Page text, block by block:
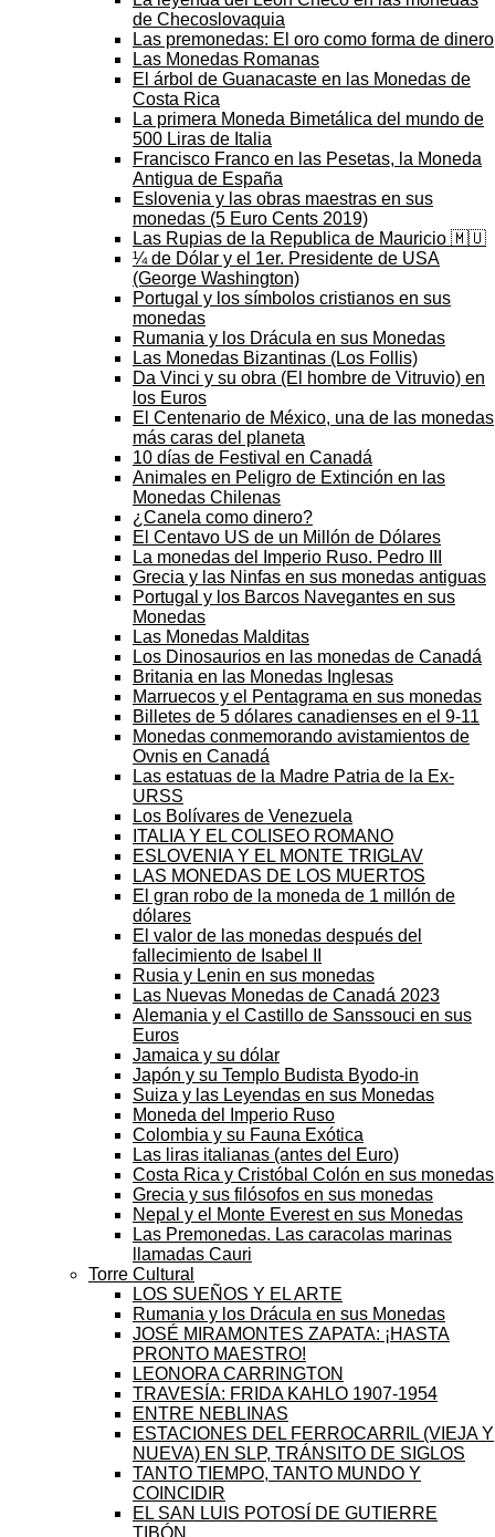
de Checoslovaquia
Las premonedas: El oro como forma de dinero
Las Monedas Romanas
El árbol de Guanacaste en las Monedas de
Costa Rica
La primera Moneda Bimetálica del mundo de
500 Liras de Italia
Francisco Franco en las Pesetas, la Moneda
Antigua de España
Eslovenia y las obras maestras en sus
monedas (5 Euro Cents 2019)
Las Rupias de la Republica de Mauricio 🇲🇺
¼ de Dólar y el 1er. Presidente de USA
(George Washington)
Portugal y los símbolos cristianos en sus
monedas
Rumania y los Drácula en sus Monedas
Las Monedas Bizantinas (Los Follis)
Da Vinci y su obra (El hombre de Vitruvio) en
los Euros
El Centenario de México, una de las monedas
más caras del planeta
10 días de Festival en Canadá
Animales en Peligro de Extinción en las
Monedas Chilenas
¿Canela como dinero?
El Centavo US de un Millón de Dólares
La monedas del Imperio Ruso. Pedro III
Grecia y las Ninfas en sus monedas antiguas
Portugal y los Barcos Navegantes en sus
Monedas
Las Monedas Malditas
Los Dinosaurios en las monedas de Canadá
Britania en las Monedas Inglesas
Marruecos y el Pentagrama en sus monedas
Billetes de 5 dólares canadienses en el 9-11
Monedas conmemorando avistamientos de
Ovnis en Canadá
Las estatuas de la Madre Patria de la Ex-
URSS
Los Bolívares de Venezuela
ITALIA Y EL COLISEO ROMANO
ESLOVENIA Y EL MONTE TRIGLAV
LAS MONEDAS DE LOS MUERTOS
El gran robo de la moneda de 1 millón de
dólares
El valor de las monedas después del
fallecimiento de Isabel II
Rusia y Lenin en sus monedas
Las Nuevas Monedas de Canadá 2023
Alemania y el Castillo de Sanssouci en sus
Euros
Jamaica y su dólar
Japón y su Templo Budista Byodo-in
Suiza y las Leyendas en sus Monedas
Moneda del Imperio Ruso
Colombia y su Fauna Exótica
Las liras italianas (antes del Euro)
Costa Rica y Cristóbal Colón en sus monedas
Grecia y sus filósofos en sus monedas
Nepal y el Monte Everest en sus Monedas
Las Premonedas. Las caracolas marinas
llamadas Cauri
Torre Cultural
LOS SUEÑOS Y EL ARTE
Rumania y los Drácula en sus Monedas
JOSÉ MIRAMONTES ZAPATA: ¡HASTA
PRONTO MAESTRO!
LEONORA CARRINGTON
TRAVESÍA: FRIDA KAHLO 1907-1954
ENTRE NEBLINAS
ESTACIONES DEL FERROCARRIL (VIEJA Y
NUEVA) EN SLP, TRÁNSITO DE SIGLOS
TANTO TIEMPO, TANTO MUNDO Y
COINCIDIR
EL SAN LUIS POTOSÍ DE GUTIERRE
TIBÓN